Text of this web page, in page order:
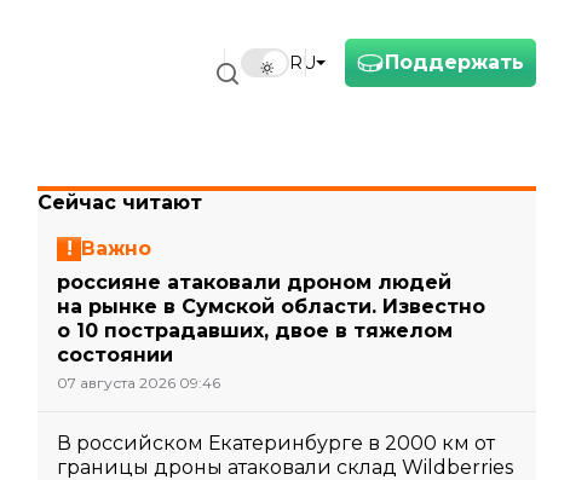
Поддержать
RU
Сейчас читают
Важно
россияне атаковали дроном людей
на рынке в Сумской области. Известно
о 10 пострадавших, двое в тяжелом
состоянии
07 августа 2026 09:46
В российском Екатеринбурге в 2000 км от
границы дроны атаковали склад Wildberries